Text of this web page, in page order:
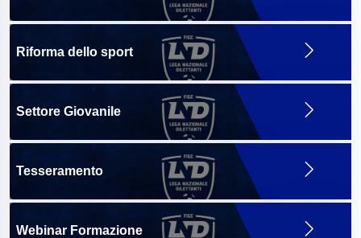
Riforma dello sport
Settore Giovanile
Tesseramento
Webinar Formazione